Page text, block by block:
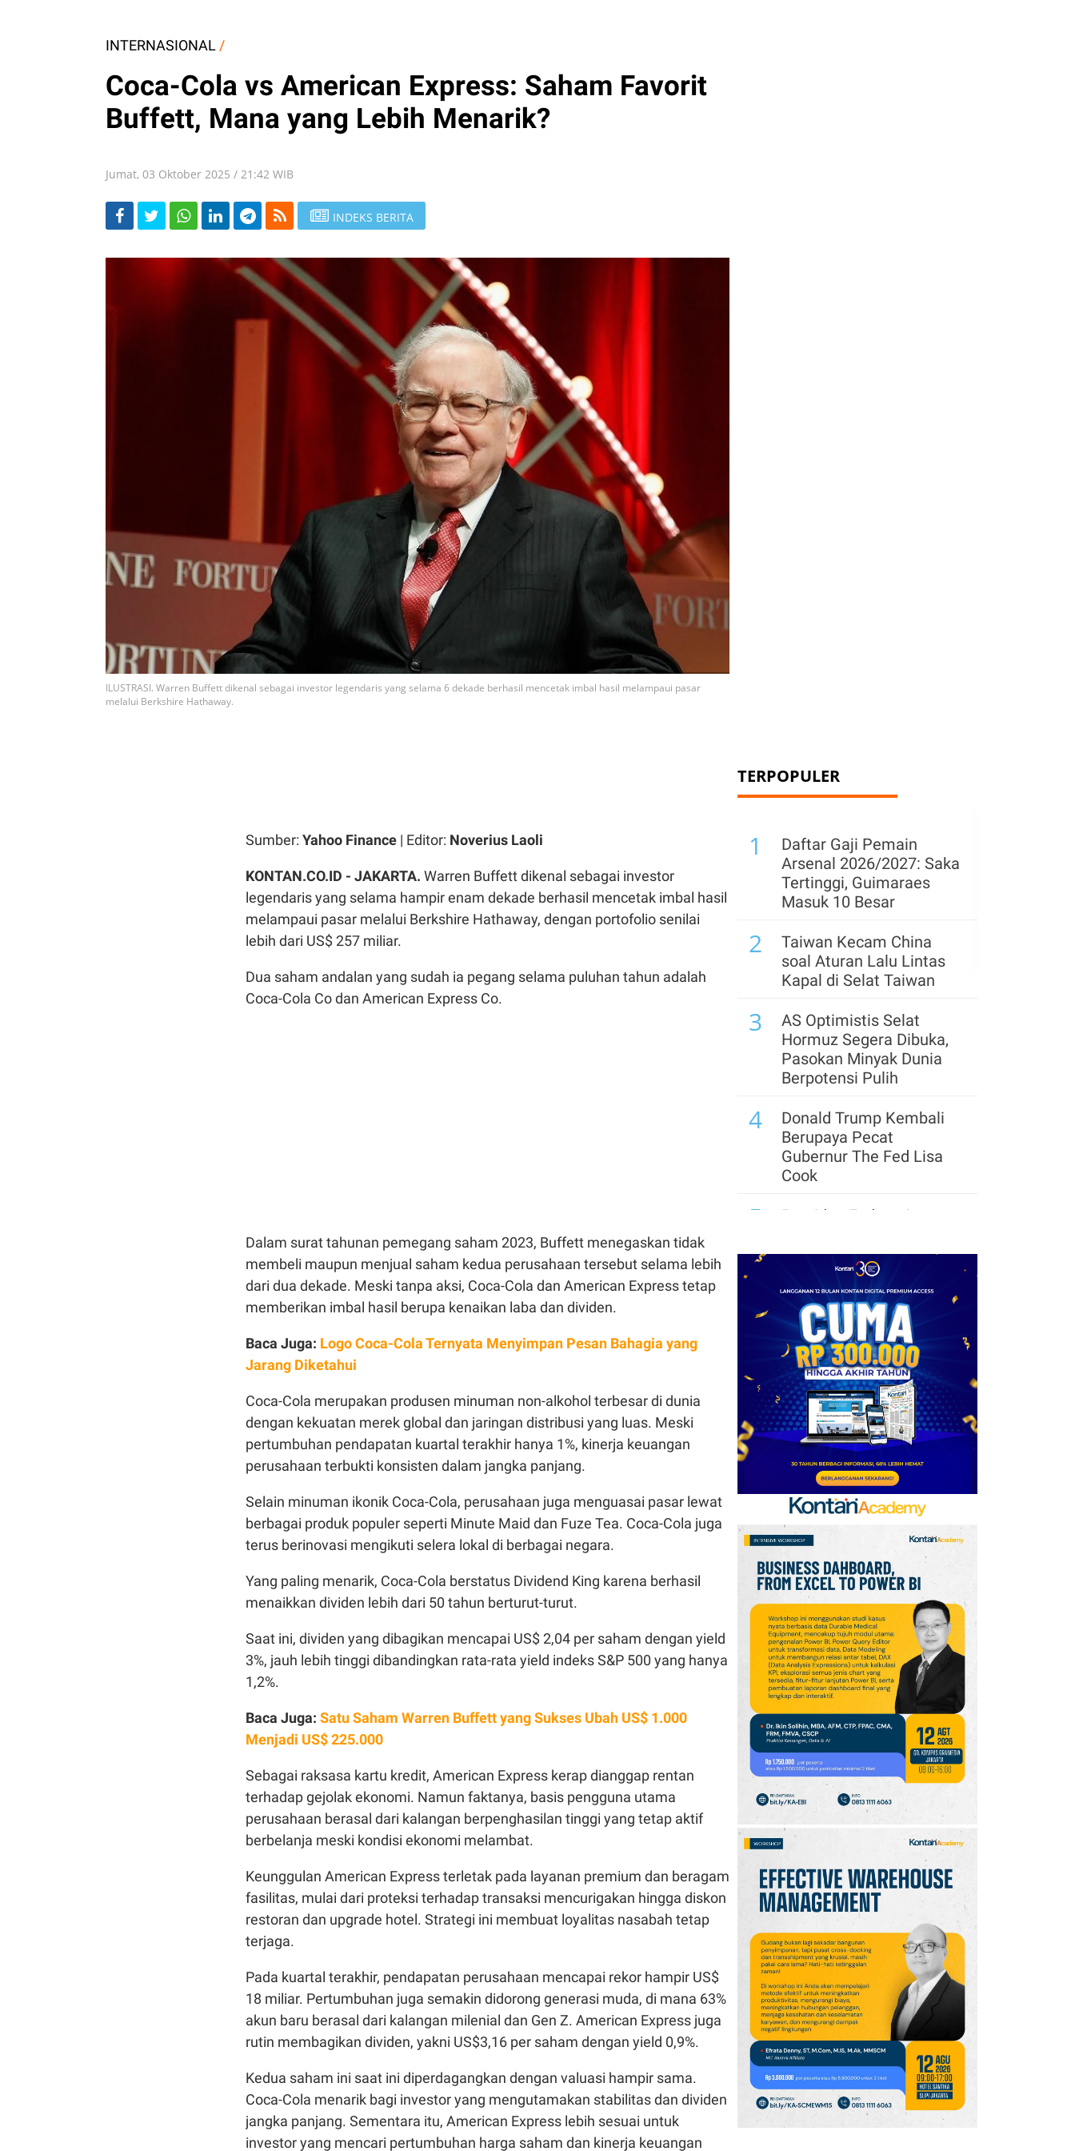
INTERNASIONAL /
Coca-Cola vs American Express: Saham Favorit
Buffett, Mana yang Lebih Menarik?
Jumat, 03 Oktober 2025 / 21:42 WIB
INDEKS BERITA
ILUSTRASI. Warren Buffett dikenal sebagai investor legendaris yang selama 6 dekade berhasil mencetak imbal hasil melampaui pasar
melalui Berkshire Hathaway.
Sumber: Yahoo Finance | Editor: Noverius Laoli
KONTAN.CO.ID - JAKARTA. Warren Buffett dikenal sebagai investor
legendaris yang selama hampir enam dekade berhasil mencetak imbal hasil
melampaui pasar melalui Berkshire Hathaway, dengan portofolio senilai
lebih dari US$ 257 miliar.
Dua saham andalan yang sudah ia pegang selama puluhan tahun adalah
Coca-Cola Co dan American Express Co.
Dalam surat tahunan pemegang saham 2023, Buffett menegaskan tidak
membeli maupun menjual saham kedua perusahaan tersebut selama lebih
dari dua dekade. Meski tanpa aksi, Coca-Cola dan American Express tetap
memberikan imbal hasil berupa kenaikan laba dan dividen.
Baca Juga: Logo Coca-Cola Ternyata Menyimpan Pesan Bahagia yang
Jarang Diketahui
Coca-Cola merupakan produsen minuman non-alkohol terbesar di dunia
dengan kekuatan merek global dan jaringan distribusi yang luas. Meski
pertumbuhan pendapatan kuartal terakhir hanya 1%, kinerja keuangan
perusahaan terbukti konsisten dalam jangka panjang.
Selain minuman ikonik Coca-Cola, perusahaan juga menguasai pasar lewat
berbagai produk populer seperti Minute Maid dan Fuze Tea. Coca-Cola juga
terus berinovasi mengikuti selera lokal di berbagai negara.
Yang paling menarik, Coca-Cola berstatus Dividend King karena berhasil
menaikkan dividen lebih dari 50 tahun berturut-turut.
Saat ini, dividen yang dibagikan mencapai US$ 2,04 per saham dengan yield
3%, jauh lebih tinggi dibandingkan rata-rata yield indeks S&P 500 yang hanya
1,2%.
Baca Juga: Satu Saham Warren Buffett yang Sukses Ubah US$ 1.000
Menjadi US$ 225.000
Sebagai raksasa kartu kredit, American Express kerap dianggap rentan
terhadap gejolak ekonomi. Namun faktanya, basis pengguna utama
perusahaan berasal dari kalangan berpenghasilan tinggi yang tetap aktif
berbelanja meski kondisi ekonomi melambat.
Keunggulan American Express terletak pada layanan premium dan beragam
fasilitas, mulai dari proteksi terhadap transaksi mencurigakan hingga diskon
restoran dan upgrade hotel. Strategi ini membuat loyalitas nasabah tetap
terjaga.
Pada kuartal terakhir, pendapatan perusahaan mencapai rekor hampir US$
18 miliar. Pertumbuhan juga semakin didorong generasi muda, di mana 63%
akun baru berasal dari kalangan milenial dan Gen Z. American Express juga
rutin membagikan dividen, yakni US$3,16 per saham dengan yield 0,9%.
Kedua saham ini saat ini diperdagangkan dengan valuasi hampir sama.
Coca-Cola menarik bagi investor yang mengutamakan stabilitas dan dividen
jangka panjang. Sementara itu, American Express lebih sesuai untuk
investor yang mencari pertumbuhan harga saham dan kinerja keuangan
TERPOPULER
1
Daftar Gaji Pemain
Arsenal 2026/2027: Saka
Tertinggi, Guimaraes
Masuk 10 Besar
2
Taiwan Kecam China
soal Aturan Lalu Lintas
Kapal di Selat Taiwan
3
AS Optimistis Selat
Hormuz Segera Dibuka,
Pasokan Minyak Dunia
Berpotensi Pulih
4
Donald Trump Kembali
Berupaya Pecat
Gubernur The Fed Lisa
Cook
5
Presiden Federasi
Sendiri yang Tentukan
Waktu Pensiun
6
Pemerintah Trump
Siapkan US$ 3 Miliar
untuk Proyek Mineral
Strategis AS
7
Update Daftar Paspor
Terkuat di Dunia 2026:
Singapura Masih yang
Terbaik
Houthi Serang Marib
Lagi, PBB Peringatkan
Yaman di Ambang
Konflik Lebih Luas
9
Harga Emas Melonjak ke
Level Tertinggi 7 Pekan,
Data Jobs AS Jadi
Pendorong
10 Harga Minyak Brent Naik
US$ 1, Pasar Cemas
Perang Iran Belum
Berakhir